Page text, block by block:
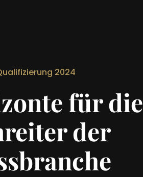
2024
für die
der